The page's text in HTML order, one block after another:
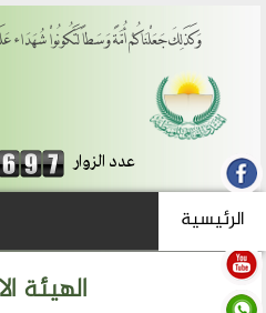
وَكَذَلِكَ جَعَلْنَاكُمْ أُمَّةً وَسَطاً لِّتَكُونُواْ شُهَدَاء
عدد الزوار
الرئيسية
الهيئة